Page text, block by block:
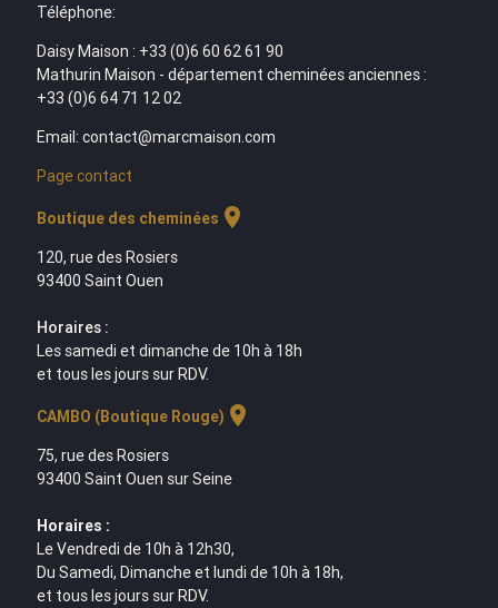
Téléphone:
Daisy Maison : +33 (0)6 60 62 61 90
Mathurin Maison - département cheminées anciennes :
+33 (0)6 64 71 12 02
Email: contact@marcmaison.com
Page contact
Boutique des cheminées location_on
120, rue des Rosiers
93400 Saint Ouen
Horaires :
Les samedi et dimanche de 10h à 18h
et tous les jours sur RDV.
CAMBO (Boutique Rouge) location_on
75, rue des Rosiers
93400 Saint Ouen sur Seine
Horaires :
Le Vendredi de 10h à 12h30,
Du Samedi, Dimanche et lundi de 10h à 18h,
et tous les jours sur RDV.